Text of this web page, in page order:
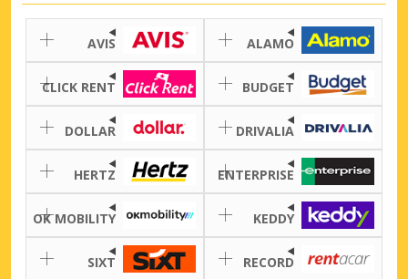
Top Savings
Get access to exclusive partner deals
Sign in with eLink
ALAMO
AVIS
BUDGET
CLICK RENT
DRIVALIA
DOLLAR
ENTERPRISE
HERTZ
KEDDY
OK MOBILITY
RECORD
SIXT